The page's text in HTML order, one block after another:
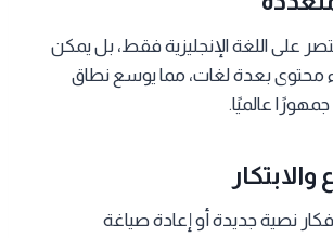
على اللغة الإنجليزية فقط، بل يمكن
محتوى بعدة لغات، مما يوسع نطاق
عالميًا.
والابتكار
نصية جديدة أو إعادة صياغة